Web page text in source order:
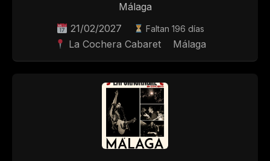
Málaga
21/02/2027
Faltan 196 días
La Cochera Cabaret Málaga